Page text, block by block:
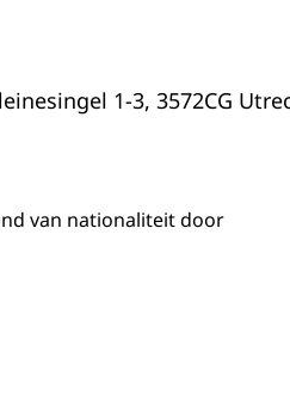
1-3, 3572CG
van nationaliteit door